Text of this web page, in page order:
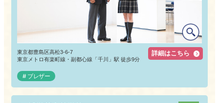
東京都豊島区高松3-6-7
東京メトロ有楽町線・副都心線「千川」駅 徒歩9分
ブレザー
詳細はこちら